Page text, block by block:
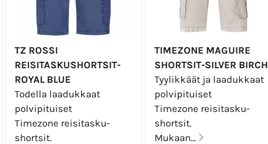
TZ ROSSI
REISITASKUSHORTSIT-
ROYAL BLUE
Todella laadukkaat
polvipituiset
Timezone reisitasku-
shortsit.
TIMEZONE MAGUIRE
SHORTSIT-SILVER BIRCH
Tyylikkäät ja laadukkaat
polvipituiset
Timezone reisitasku-
shortsit.
Mukaan...